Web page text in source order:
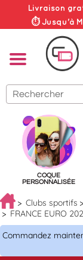
Livraison
⏱ Jusqu'à
COQUE
PERSONNALISÉE
Clubs sportifs
FRANCE EURO
Commandez